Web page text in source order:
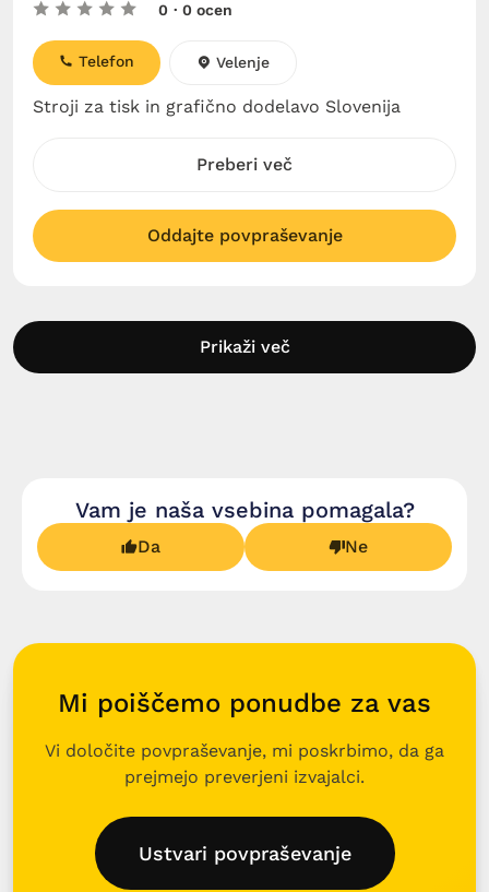
0 · 0 ocen
Stroji za tisk in grafično dodelavo Slovenija
Telefon Velenje
Preberi več
Oddajte povpraševanje
Prikaži več
Vam je naša vsebina pomagala?
Da Ne
Mi poiščemo ponudbe za vas
Vi določite povpraševanje, mi poskrbimo, da ga
prejmejo preverjeni izvajalci.
Ustvari povpraševanje